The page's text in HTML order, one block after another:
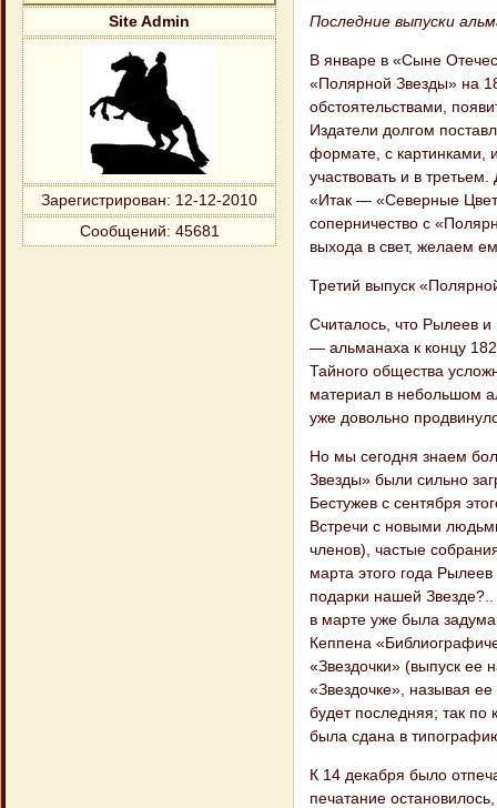
Site Admin
Зарегистрирован: 12-12-2010
Сообщений: 45681
Последние выпуски
В январе в «Сыне
«Полярной Звезды» на
обстоятельствами,
Издатели долгом
формате, с картинками,
участвовать и в
«Итак — «Северные
соперничество с
выхода в свет, желаем
Третий выпуск
Считалось, что Рылеев и
— альманаха к концу
Тайного общества
материал в небольшом
уже довольно
Но мы сегодня знаем
Звезды» были сильно
Бестужев с сентября
Встречи с новыми
членов), частые
марта этого года
подарки нашей
в марте уже была
Кеппена
«Звездочки» (выпуск ее
«Звездочке», называя
будет последняя; так
была сдана в
К 14 декабря было
печатание